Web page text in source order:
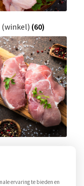
(winkel) (60)
ervaring te bieden en